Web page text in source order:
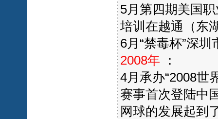
5月第四期美国
培训在越通（东
6月“禁毒杯”深
2008年
：
4月承办“2008世
赛事首次登陆中
网球的发展起到